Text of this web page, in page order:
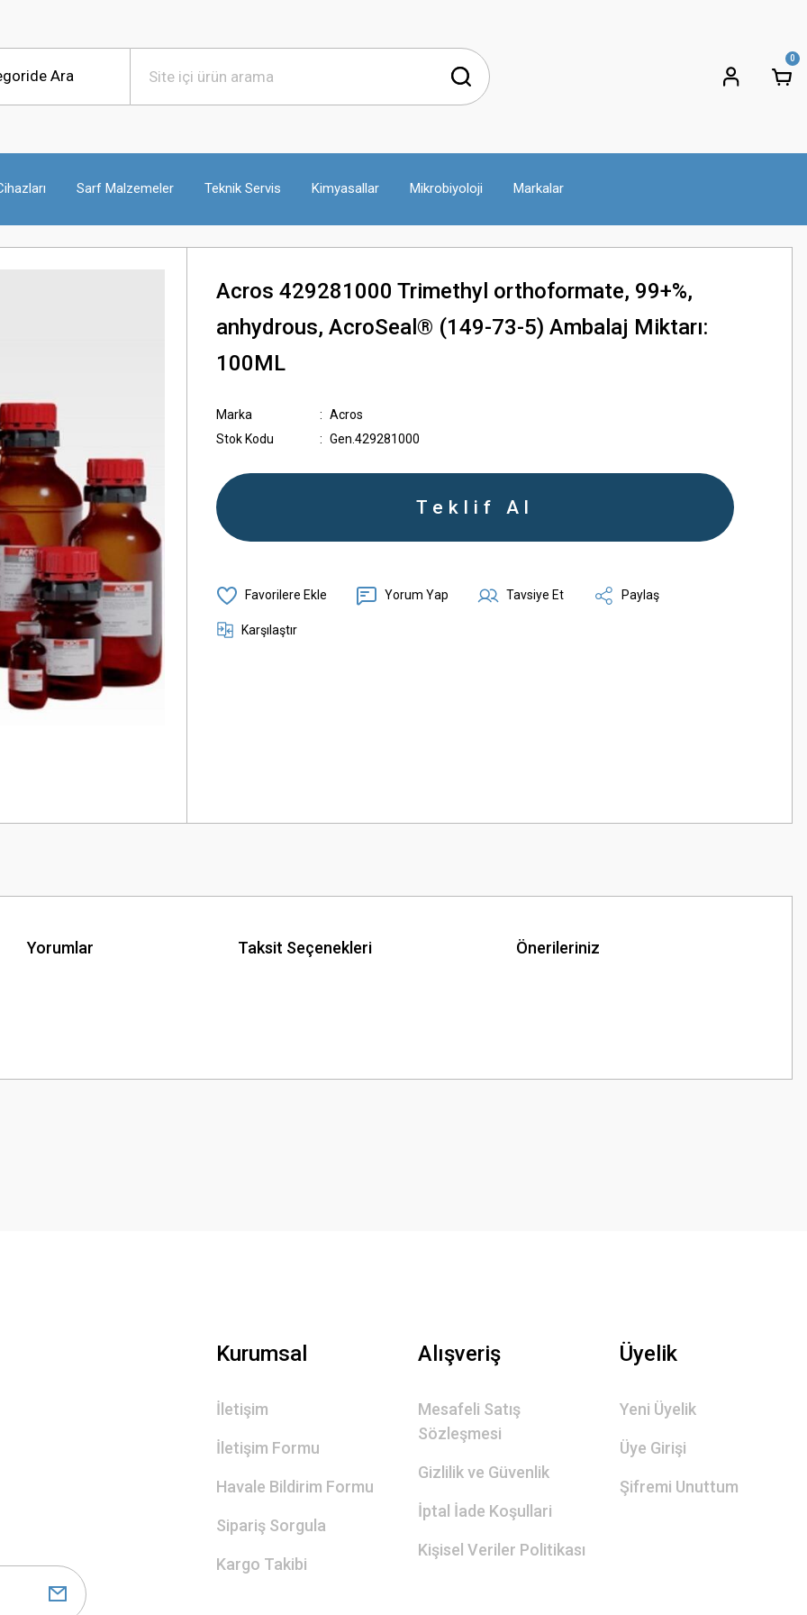
0
Sarf Malzemeler Teknik Servis Kimyasallar Mikrobiyoloji Markalar
Acros 429281000 Trimethyl orthoformate, 99+%,
anhydrous, AcroSeal® (149-73-5) Ambalaj Miktarı:
100ML
Marka
Acros
Stok Kodu
Gen.429281000
Teklif Al
Yorum Yap Tavsiye Et Paylaş
Karşılaştır
Yorumlar Taksit Seçenekleri Önerileriniz
Kurumsal
İletişim
İletişim Formu
Havale Bildirim Formu
Sipariş Sorgula
Kargo Takibi
Alışveriş
Mesafeli Satış
Sözleşmesi
Gizlilik ve Güvenlik
İptal İade Koşullari
Kişisel Veriler Politikası
Üyelik
Yeni Üyelik
Üye Girişi
Şifremi Unuttum